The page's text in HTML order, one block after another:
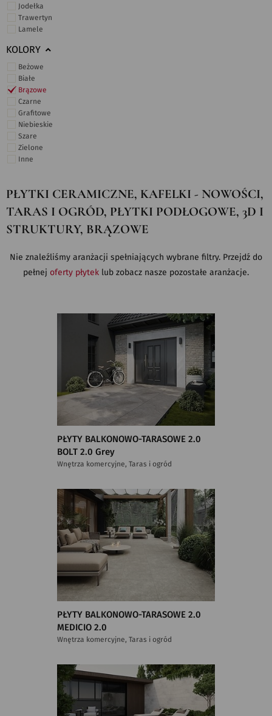
Jodełka
Trawertyn
Lamele
KOLORY
Beżowe
Białe
Brązowe
Czarne
Grafitowe
Niebieskie
Szare
Zielone
Inne
PŁYTKI CERAMICZNE, KAFELKI - NOWOŚCI,
TARAS I OGRÓD, PŁYTKI PODŁOGOWE, 3D I
STRUKTURY, BRĄZOWE
Nie znaleźliśmy aranżacji spełniających wybrane filtry. Przejdź do
pełnej oferty płytek lub zobacz nasze pozostałe aranżacje.
PŁYTY BALKONOWO-TARASOWE 2.0
BOLT 2.0 Grey
Wnętrza komercyjne, Taras i ogród
PŁYTY BALKONOWO-TARASOWE 2.0
MEDICIO 2.0
Wnętrza komercyjne, Taras i ogród